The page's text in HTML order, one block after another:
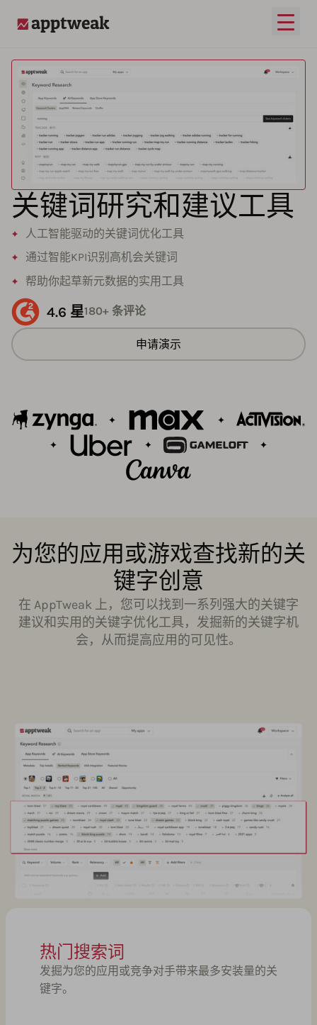
打开
关键词研究和建议工具
人工智能驱动的关键词优化工具
通过智能KPI识别高机会关键词
帮助你起草新元数据的实用工具
4.6 星180+ 条评论
申请演示
为您的应用或游戏查找新的关
键字创意
在 AppTweak 上，您可以找到一系列强大的关键字
建议和实用的关键字优化工具，发掘新的关键字机
会，从而提高应用的可见性。
热门搜索词
发掘为您的应用或竞争对手带来最多安装量的关
键字。